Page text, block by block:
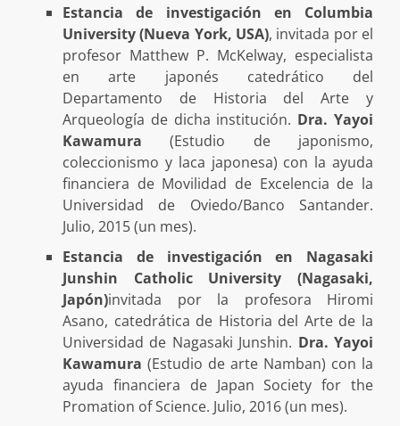
Estancia de investigación en Columbia
University (Nueva York, USA), invitada por el
profesor Matthew P. McKelway, especialista
en arte japonés catedrático del
Departamento de Historia del Arte y
Arqueología de dicha institución. Dra. Yayoi
Kawamura (Estudio de japonismo,
coleccionismo y laca japonesa) con la ayuda
financiera de Movilidad de Excelencia de la
Universidad de Oviedo/Banco Santander.
Julio, 2015 (un mes).
Estancia de investigación en Nagasaki
Junshin Catholic University (Nagasaki,
Japón)invitada por la profesora Hiromi
Asano, catedrática de Historia del Arte de la
Universidad de Nagasaki Junshin. Dra. Yayoi
Kawamura (Estudio de arte Namban) con la
ayuda financiera de Japan Society for the
Promation of Science. Julio, 2016 (un mes).